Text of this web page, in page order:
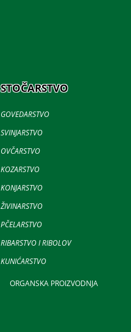
STOČARSTVO
GOVEDARSTVO
SVINJARSTVO
OVČARSTVO
KOZARSTVO
KONJARSTVO
ŽIVINARSTVO
PČELARSTVO
RIBARSTVO I RIBOLOV
KUNIĆARSTVO
ORGANSKA PROIZVODNJA